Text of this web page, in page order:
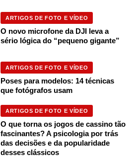
ARTIGOS DE FOTO E VÍDEO
O novo microfone da DJI leva a
sério lógica do “pequeno gigante”
ARTIGOS DE FOTO E VÍDEO
Poses para modelos: 14 técnicas
que fotógrafos usam
ARTIGOS DE FOTO E VÍDEO
O que torna os jogos de cassino tão
fascinantes? A psicologia por trás
das decisões e da popularidade
desses clássicos